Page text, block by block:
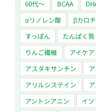
60代〜
BCAA
αリノレン酸
βカロ
すっぽん
たんぱく質
りんご繊維
アイケア
アスタキサンチン
アリルシステイン
アントシアニン
イ